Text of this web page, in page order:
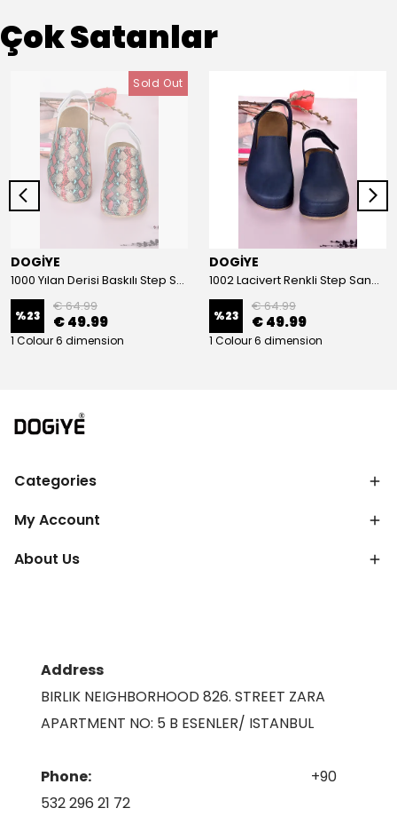
Çok Satanlar
Sold Out
DOGİYE
1000 Yılan Derisi Baskılı Step Sandalet
%23
€ 64.99
€ 49.99
1 Colour 6 dimension
DOGİYE
1002 Lacivert Renkli Step Sandalet
%23
€ 64.99
€ 49.99
1 Colour 6 dimension
Categories
My Account
About Us
Address
BIRLIK NEIGHBORHOOD 826. STREET ZARA
APARTMENT NO: 5 B ESENLER/ ISTANBUL
Phone: +90
532 296 21 72